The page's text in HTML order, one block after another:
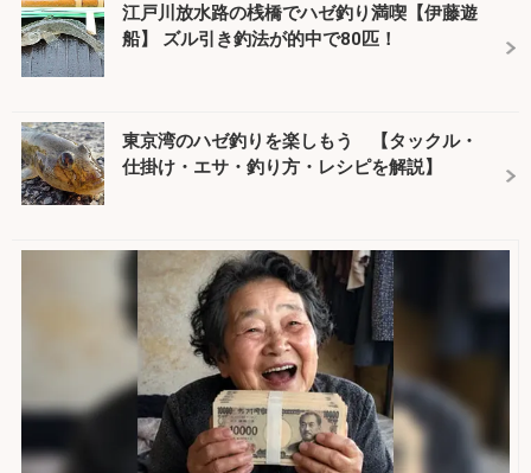
江戸川放水路の桟橋でハゼ釣り満喫【伊藤遊
船】 ズル引き釣法が的中で80匹！
東京湾のハゼ釣りを楽しもう 【タックル・
仕掛け・エサ・釣り方・レシピを解説】